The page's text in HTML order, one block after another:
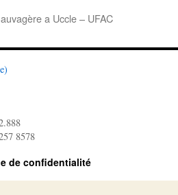
a Uccle – UFAC
8578
de confidentialité